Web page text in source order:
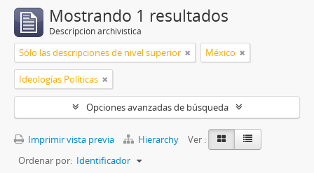
Mostrando 1 resultados
Descripción archivística
Sólo las descripciones de nivel superior México
Ideologías Políticas
Opciones avanzadas de búsqueda
Imprimir vista previa Hierarchy
Ver :
Ordenar por: Identificador